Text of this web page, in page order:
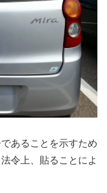
あることを示すため
令上、貼ることによ